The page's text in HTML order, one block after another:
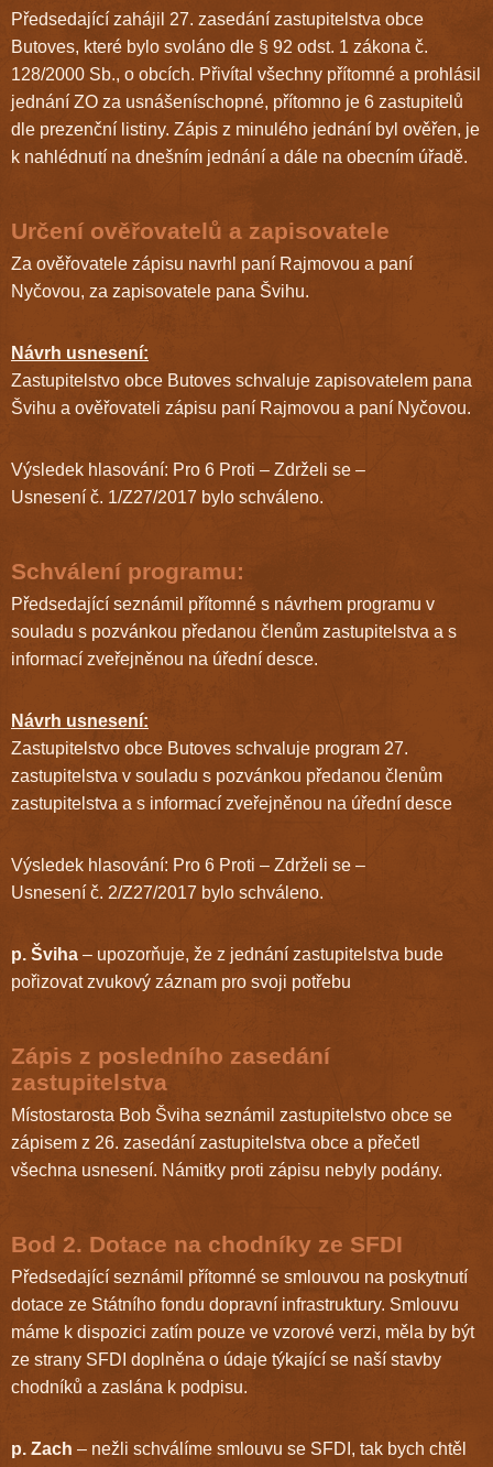
Předsedající zahájil 27. zasedání zastupitelstva obce
Butoves, které bylo svoláno dle § 92 odst. 1 zákona č.
128/2000 Sb., o obcích. Přivítal všechny přítomné a prohlásil
jednání ZO za usnášeníschopné, přítomno je 6 zastupitelů
dle prezenční listiny. Zápis z minulého jednání byl ověřen, je
k nahlédnutí na dnešním jednání a dále na obecním úřadě.
Určení ověřovatelů a zapisovatele
Za ověřovatele zápisu navrhl paní Rajmovou a paní
Nyčovou, za zapisovatele pana Švihu.
Návrh usnesení:
Zastupitelstvo obce Butoves schvaluje zapisovatelem pana
Švihu a ověřovateli zápisu paní Rajmovou a paní Nyčovou.
Výsledek hlasování: Pro 6 Proti – Zdrželi se –
Usnesení č. 1/Z27/2017 bylo schváleno.
Schválení programu:
Předsedající seznámil přítomné s návrhem programu v
souladu s pozvánkou předanou členům zastupitelstva a s
informací zveřejněnou na úřední desce.
Návrh usnesení:
Zastupitelstvo obce Butoves schvaluje program 27.
zastupitelstva v souladu s pozvánkou předanou členům
zastupitelstva a s informací zveřejněnou na úřední desce
Výsledek hlasování: Pro 6 Proti – Zdrželi se –
Usnesení č. 2/Z27/2017 bylo schváleno.
p. Šviha – upozorňuje, že z jednání zastupitelstva bude
pořizovat zvukový záznam pro svoji potřebu
Zápis z posledního zasedání
zastupitelstva
Místostarosta Bob Šviha seznámil zastupitelstvo obce se
zápisem z 26. zasedání zastupitelstva obce a přečetl
všechna usnesení. Námitky proti zápisu nebyly podány.
Bod 2. Dotace na chodníky ze SFDI
Předsedající seznámil přítomné se smlouvou na poskytnutí
dotace ze Státního fondu dopravní infrastruktury. Smlouvu
máme k dispozici zatím pouze ve vzorové verzi, měla by být
ze strany SFDI doplněna o údaje týkající se naší stavby
chodníků a zaslána k podpisu.
p. Zach – nežli schválíme smlouvu se SFDI, tak bych chtěl